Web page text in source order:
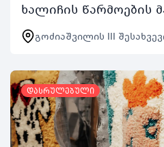
ხალიჩის წარმოების
სერიას რომელიც
შაბათკვირას 2
ჩათვლით 1000
გოძიაშვილის III
დასრულებული